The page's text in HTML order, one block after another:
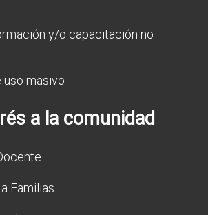
y/o capacitación no
uso masivo
a la comunidad
Familias